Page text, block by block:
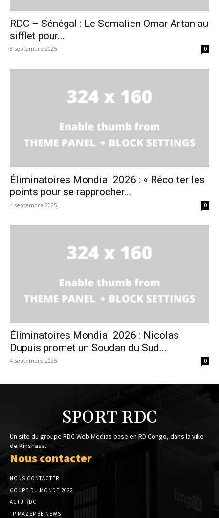
RDC – Sénégal : Le Somalien Omar Artan au
sifflet pour...
8 septembre 2025 0
Éliminatoires Mondial 2026 : « Récolter les
points pour se rapprocher...
4 septembre 2025 0
Éliminatoires Mondial 2026 : Nicolas
Dupuis promet un Soudan du Sud...
4 septembre 2025 0
SPORT RDC
Un site du groupe RDC Web Medias base en RD Congo, dans la ville
de Kinshasa.
Nous contacter
NOUS CONTACTER
COUPE DU MONDE 2022
ACTU RDC
TP MAZEMBE NEWS